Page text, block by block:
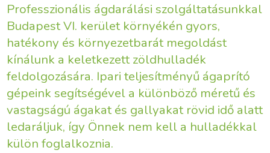
Professzionális ágdarálási szolgáltatásunkkal
Budapest VI. kerület környékén gyors,
hatékony és környezetbarát megoldást
kínálunk a keletkezett zöldhulladék
feldolgozására. Ipari teljesítményű ágaprító
gépeink segítségével a különböző méretű és
vastagságú ágakat és gallyakat rövid idő alatt
ledaráljuk, így Önnek nem kell a hulladékkal
külön foglalkoznia.